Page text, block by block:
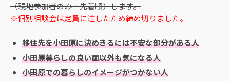
（現地参加者のみ・先着順）します。
※個別相談会は定員に達したため締め切りました。
移住先を小田原に決めきるには不安な部分がある人
小田原暮らしの良い面以外も気になる人
小田原での暮らしのイメージがつかない人